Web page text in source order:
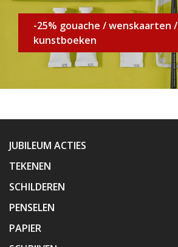
-25% gouache / wenskaarten /
kunstboeken
JUBILEUM ACTIES
TEKENEN
SCHILDEREN
PENSELEN
PAPIER